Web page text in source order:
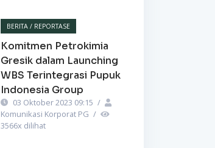
BERITA / REPORTASE
Komitmen Petrokimia
Gresik dalam Launching
WBS Terintegrasi Pupuk
Indonesia Group
03 Oktober 2023 09:15 /
Komunikasi Korporat PG /
3566x dilihat